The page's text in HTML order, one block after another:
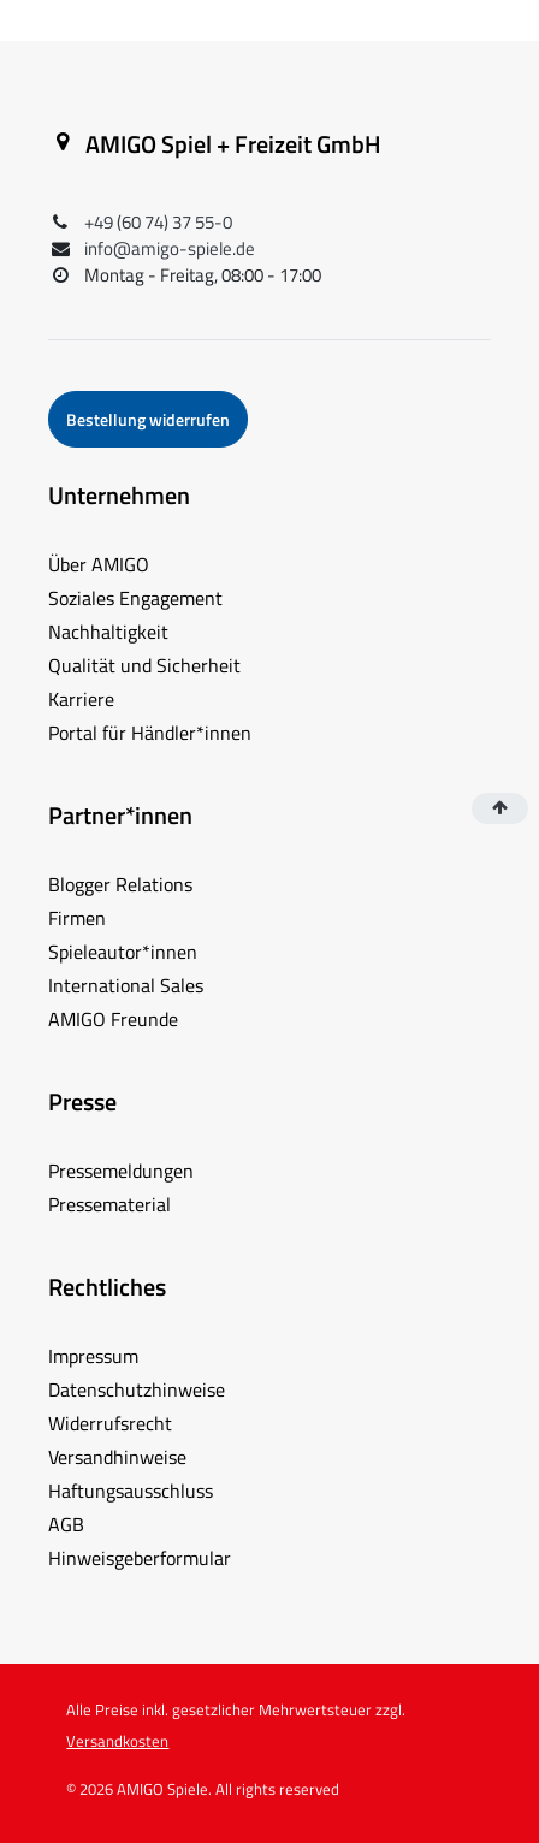
AMIGO Spiel + Freizeit GmbH
+49 (60 74) 37 55-0
info@amigo-spiele.de
Montag - Freitag, 08:00 - 17:00
Bestellung widerrufen
Unternehmen
Über AMIGO
Soziales Engagement
Nachhaltigkeit
Qualität und Sicherheit
Karriere
Portal für Händler*innen
Partner*innen
Blogger Relations
Firmen
Spieleautor*innen
International Sales
AMIGO Freunde
Presse
Pressemeldungen
Pressematerial
Rechtliches
Impressum
Datenschutzhinweise
Widerrufsrecht
Versandhinweise
Haftungsausschluss
AGB
Hinweisgeberformular
Alle Preise inkl. gesetzlicher Mehrwertsteuer zzgl.
Versandkosten
© 2026 AMIGO Spiele. All rights reserved